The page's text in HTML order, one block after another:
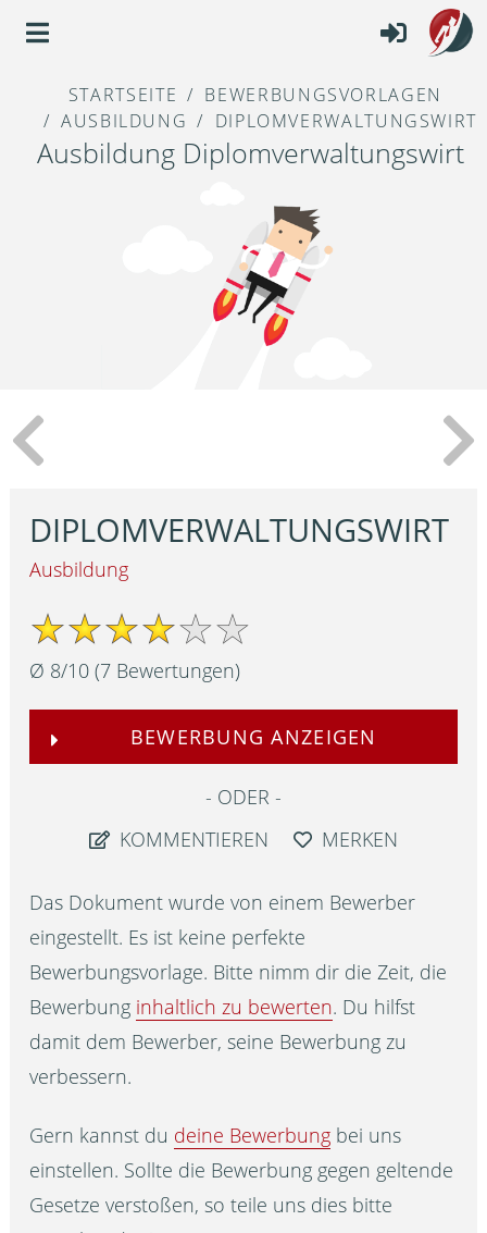
STARTSEITE
BEWERBUNGSVORLAGEN
AUSBILDUNG
DIPLOMVERWALTUNGSWIRT
Ausbildung Diplomverwaltungswirt
DIPLOMVERWALTUNGSWIRT
Ausbildung
Ø 8/10 (7 Bewertungen)
BEWERBUNG ANZEIGEN
ODER
KOMMENTIEREN
MERKEN
Das Dokument wurde von einem Bewerber
eingestellt. Es ist keine perfekte
Bewerbungsvorlage. Bitte nimm dir die Zeit, die
Bewerbung inhaltlich zu bewerten. Du hilfst
damit dem Bewerber, seine Bewerbung zu
verbessern.
Gern kannst du deine Bewerbung bei uns
einstellen. Sollte die Bewerbung gegen geltende
Gesetze verstoßen, so teile uns dies bitte